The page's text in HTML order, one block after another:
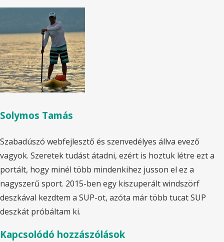
Solymos Tamás
Szabadúszó webfejlesztő és szenvedélyes állva evező
vagyok. Szeretek tudást átadni, ezért is hoztuk létre ezt a
portált, hogy minél több mindenkihez jusson el ez a
nagyszerű sport. 2015-ben egy kiszuperált windszörf
deszkával kezdtem a SUP-ot, azóta már több tucat SUP
deszkát próbáltam ki.
Kapcsolódó hozzászólások